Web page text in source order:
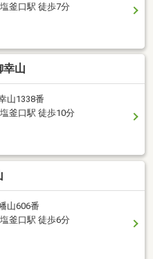
釜口駅 徒歩7分
幸山
山1338番
釜口駅 徒歩10分
山606番
釜口駅 徒歩6分